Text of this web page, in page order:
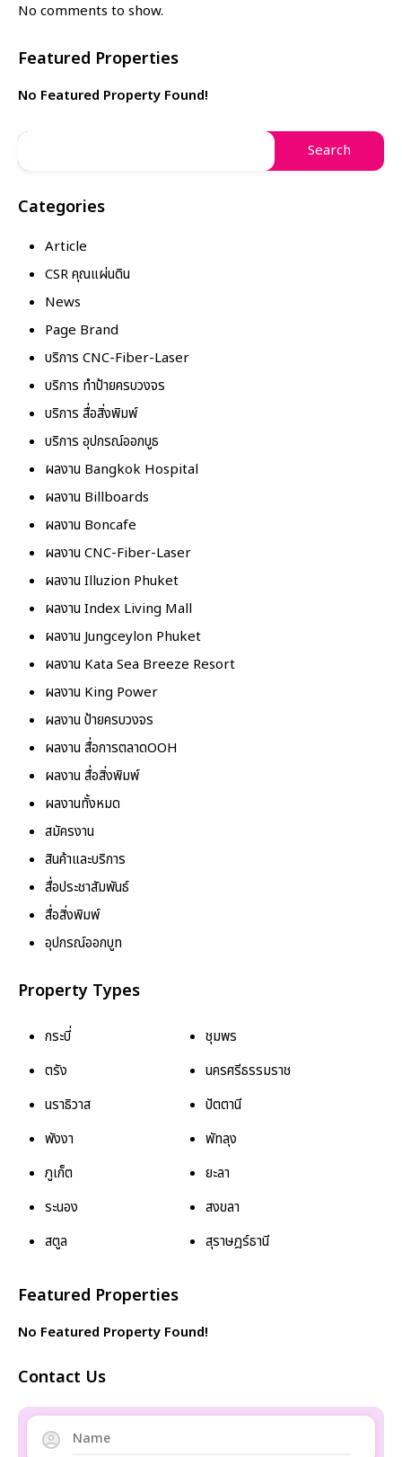
No comments to show.
Featured Properties
No Featured Property Found!
Categories
Article
CSR คุณแผ่นดิน
News
Page Brand
บริการ CNC-Fiber-Laser
บริการ ทำป้ายครบวงจร
บริการ สื่อสิ่งพิมพ์
บริการ อุปกรณ์ออกบูธ
ผลงาน Bangkok Hospital
ผลงาน Billboards
ผลงาน Boncafe
ผลงาน CNC-Fiber-Laser
ผลงาน Illuzion Phuket
ผลงาน Index Living Mall
ผลงาน Jungceylon Phuket
ผลงาน Kata Sea Breeze Resort
ผลงาน King Power
ผลงาน ป้ายครบวงจร
ผลงาน สื่อการตลาดOOH
ผลงาน สื่อสิ่งพิมพ์
ผลงานทั้งหมด
สมัครงาน
สินค้าและบริการ
สื่อประชาสัมพันธ์
สื่อสิ่งพิมพ์
อุปกรณ์ออกบูท
Property Types
กระบี่
ชุมพร
ตรัง
นครศรีธรรมราช
นราธิวาส
ปัตตานี
พังงา
พัทลุง
ภูเก็ต
ยะลา
ระนอง
สงขลา
สตูล
สุราษฎร์ธานี
Featured Properties
No Featured Property Found!
Contact Us